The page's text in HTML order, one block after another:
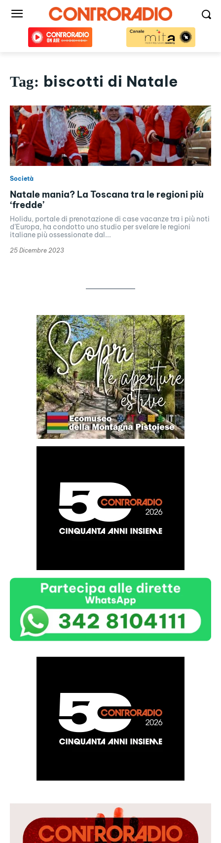
Tag: biscotti di Natale
Società
Natale mania? La Toscana tra le regioni più
‘fredde’
Holidu, portale di prenotazione di case vacanze tra i più noti
d’Europa, ha condotto uno studio per svelare le regioni
italiane più ossessionate dal...
25 Dicembre 2023